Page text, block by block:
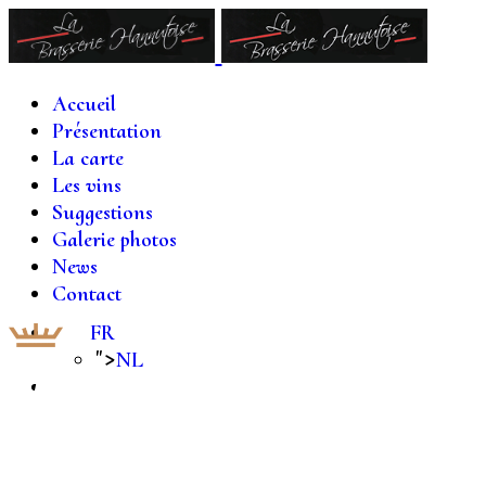
Accueil
Présentation
La carte
Les vins
Suggestions
Galerie photos
News
Contact
FR
">NL
LA BRASSERIE